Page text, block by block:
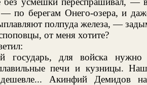
по берегам Онего-озера, и
полпуда железа, —
от меня хотите?
государь, для войска
печи и кузницы.
дешевле... Акинфий Демидов